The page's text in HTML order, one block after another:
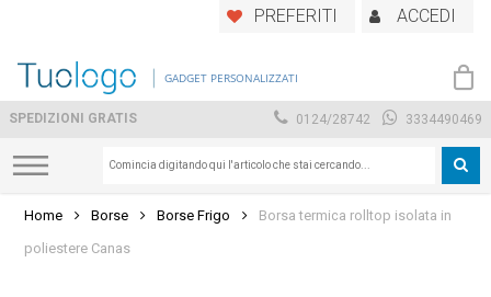
main
PREFERITI ACCEDI
GADGET PERSONALIZZATI
SPEDIZIONI GRATIS 0124/28742 3334490469
Home Borse Borse Frigo
Borsa termica rolltop isolata in
poliestere Canas